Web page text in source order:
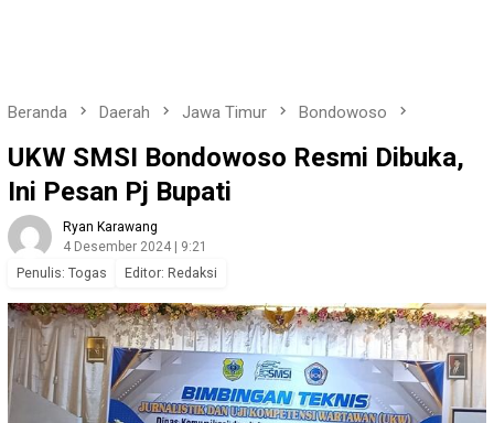
Beranda Daerah Jawa Timur Bondowoso
UKW SMSI Bondowoso Resmi Dibuka,
Ini Pesan Pj Bupati
Ryan Karawang
4 Desember 2024 | 9:21
Penulis: Togas Editor: Redaksi